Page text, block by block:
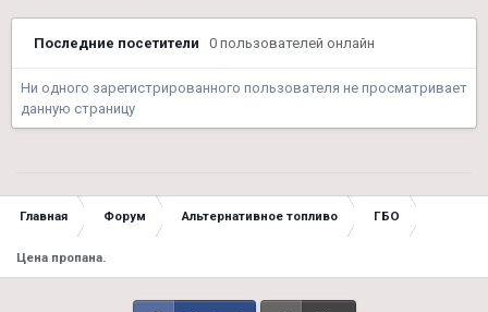
Последние посетители 0 пользователей онлайн
Ни одного зарегистрированного пользователя не просматривает
данную страницу
Главная Форум Альтернативное топливо ГБО
Цена пропана.